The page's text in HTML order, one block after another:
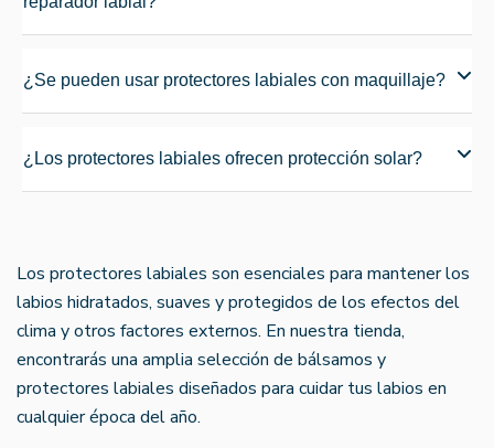
¿Se pueden usar protectores labiales con maquillaje?
¿Los protectores labiales ofrecen protección solar?
Los protectores labiales son esenciales para mantener los
labios hidratados, suaves y protegidos de los efectos del
clima y otros factores externos. En nuestra tienda,
encontrarás una amplia selección de bálsamos y
protectores labiales diseñados para cuidar tus labios en
cualquier época del año.